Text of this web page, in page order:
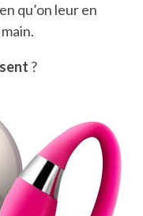
qu’on leur en
?